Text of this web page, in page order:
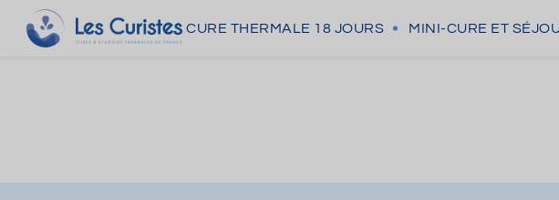
CURE THERMALE 18 JOURS MINI-CURE ET